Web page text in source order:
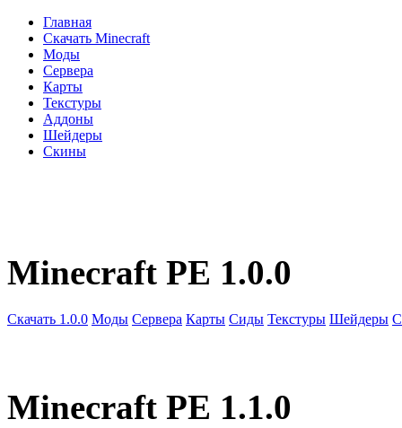
Главная
Скачать Minecraft
Моды
Сервера
Карты
Текстуры
Аддоны
Шейдеры
Скины
Minecraft PE 1.0.0
Скачать 1.0.0 Моды Сервера Карты Сиды Текстуры Шейдеры
Minecraft PE 1.1.0